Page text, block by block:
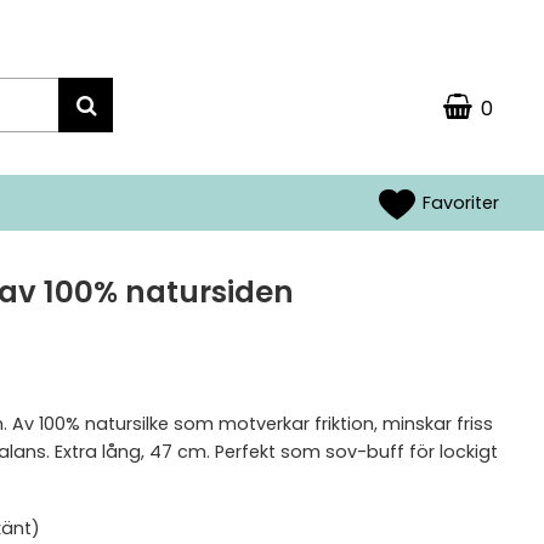
0
Favoriter
100% natursiden
Av 100% natursilke som motverkar friktion, minskar friss
Extra lång, 47 cm. Perfekt som sov-buff för lockigt